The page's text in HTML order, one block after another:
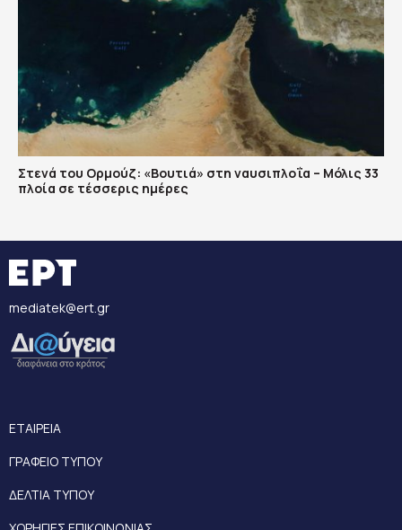
Στενά του Ορμούζ: «Βουτιά» στη ναυσιπλοΐα – Μόλις 33
πλοία σε τέσσερις ημέρες
mediatek@ert.gr
ΕΤΑΙΡΕΙΑ
ΓΡΑΦΕΙΟ ΤΥΠΟΥ
ΔΕΛΤΙΑ ΤΥΠΟΥ